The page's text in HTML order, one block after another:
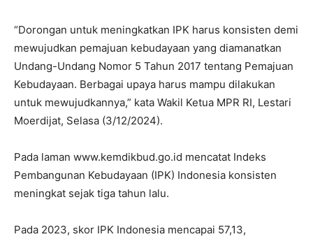
“Dorongan untuk meningkatkan IPK harus konsisten demi
mewujudkan pemajuan kebudayaan yang diamanatkan
Undang-Undang Nomor 5 Tahun 2017 tentang Pemajuan
Kebudayaan. Berbagai upaya harus mampu dilakukan
untuk mewujudkannya,” kata Wakil Ketua MPR RI, Lestari
Moerdijat, Selasa (3/12/2024).
Pada laman www.kemdikbud.go.id mencatat Indeks
Pembangunan Kebudayaan (IPK) Indonesia konsisten
meningkat sejak tiga tahun lalu.
Pada 2023, skor IPK Indonesia mencapai 57,13,